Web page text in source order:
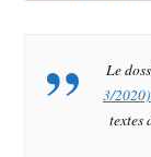
Le
3/2020)
textes